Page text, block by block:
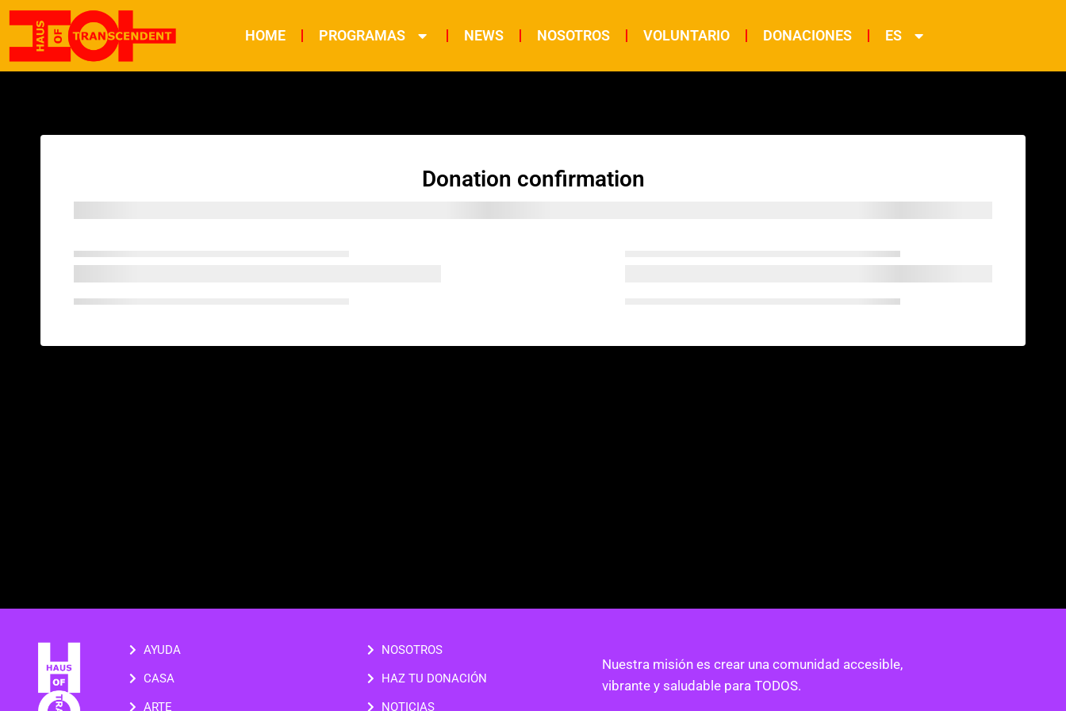
HOME PROGRAMAS NEWS NOSOTROS VOLUNTARIO DONACIONES ES
Donation confirmation
AYUDA
CASA
ARTE
NOSOTROS
HAZ TU DONACIÓN
NOTICIAS
Nuestra misión es crear una comunidad accesible,
vibrante y saludable para TODOS.